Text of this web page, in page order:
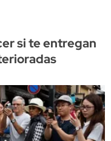
si te entregan